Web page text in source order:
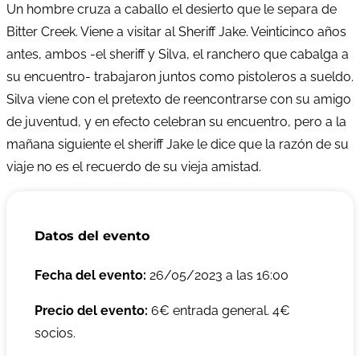
Un hombre cruza a caballo el desierto que le separa de
Bitter Creek. Viene a visitar al Sheriff Jake. Veinticinco años
antes, ambos -el sheriff y Silva, el ranchero que cabalga a
su encuentro- trabajaron juntos como pistoleros a sueldo.
Silva viene con el pretexto de reencontrarse con su amigo
de juventud, y en efecto celebran su encuentro, pero a la
mañana siguiente el sheriff Jake le dice que la razón de su
viaje no es el recuerdo de su vieja amistad.
Datos del evento
Fecha del evento: 26/05/2023 a las 16:00
Precio del evento: 6€ entrada general. 4€
socios.